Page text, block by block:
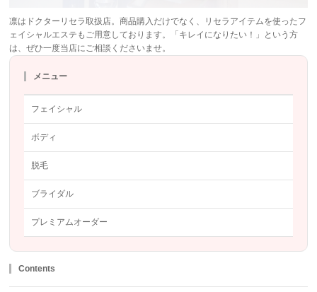
凛はドクターリセラ取扱店。商品購入だけでなく、リセラアイテムを使ったフ
ェイシャルエステもご用意しております。「キレイになりたい！」という方
は、ぜひ一度当店にご相談くださいませ。
メニュー
フェイシャル
ボディ
脱毛
ブライダル
プレミアムオーダー
Contents